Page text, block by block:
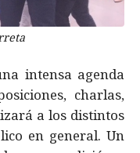
intensa agenda
charlas,
a los distintos
en general. Un